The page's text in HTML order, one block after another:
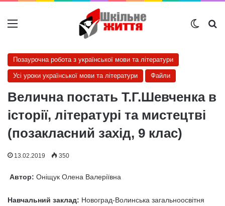
Меню
Позаурочна робота з української мови та літератури
Усі уроки української мови та літератури Файли
Велична постать Т.Г.Шевченка в
історії, літературі та мистецтві
(позакласний захід, 9 клас)
13.02.2019 350
Автор: Оніщук Олена Валеріївна
Навчальний заклад: Новоград-Волинська загальноосвітня